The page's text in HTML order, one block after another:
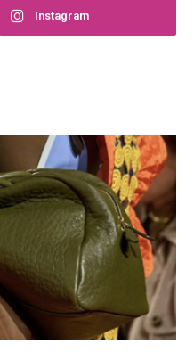
Instagram